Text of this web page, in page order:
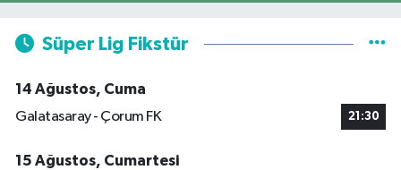
Süper Lig Fikstür
14 Ağustos, Cuma
Galatasaray - Çorum FK
21:30
15 Ağustos, Cumartesi